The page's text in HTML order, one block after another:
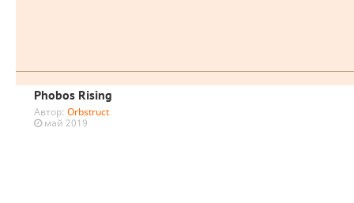
Phobos Rising
Автор:Orbstruct
май 2019